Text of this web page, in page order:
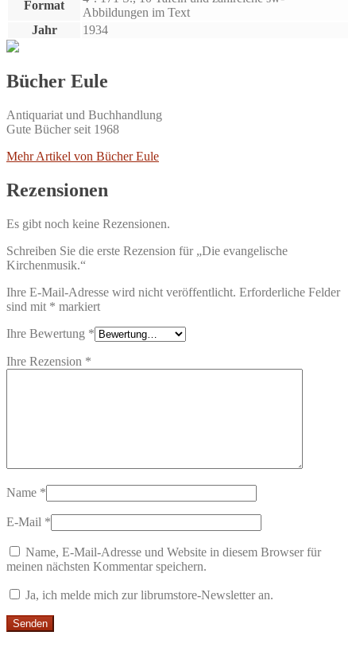
Format
Abbildungen im Text
Jahr
1934
Bücher Eule
Antiquariat und Buchhandlung
Gute Bücher seit 1968
Mehr Artikel von Bücher Eule
Rezensionen
Es gibt noch keine Rezensionen.
Schreiben Sie die erste Rezension für „Die evangelische
Kirchenmusik.“
Ihre E-Mail-Adresse wird nicht veröffentlicht. Erforderliche Felder
sind mit * markiert
Ihre Bewertung *
Ihre Rezension *
Name *
E-Mail *
Name, E-Mail-Adresse und Website in diesem Browser für
meinen nächsten Kommentar speichern.
Ja, ich melde mich zur librumstore-Newsletter an.